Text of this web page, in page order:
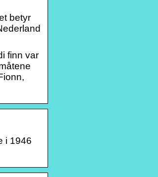
betyr
finn var
i 1946